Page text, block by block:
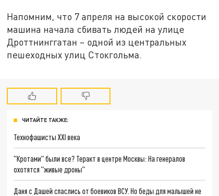
Напомним, что 7 апреля на высокой скорости
машина начала сбивать людей на улице
Дроттнинггатан – одной из центральных
пешеходных улиц Стокгольма.
ЧИТАЙТЕ ТАКЖЕ:
Технофашисты XXI века
"Кротами" были все? Теракт в центре Москвы: На генералов
охотятся "живые дроны"
Даня с Дашей спаслись от боевиков ВСУ. Но беды для малышей не